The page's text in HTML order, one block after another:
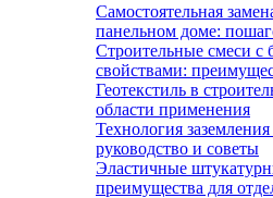
Самостоятельная
панельном доме:
Строительные смеси с
свойствами:
Геотекстиль в
области применения
Технология
руководство и советы
Эластичные
преимущества для